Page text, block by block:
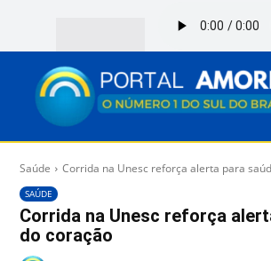
Saúde Corrida na Unesc reforça alerta para
SAÚDE
Corrida na Unesc reforça
do coração